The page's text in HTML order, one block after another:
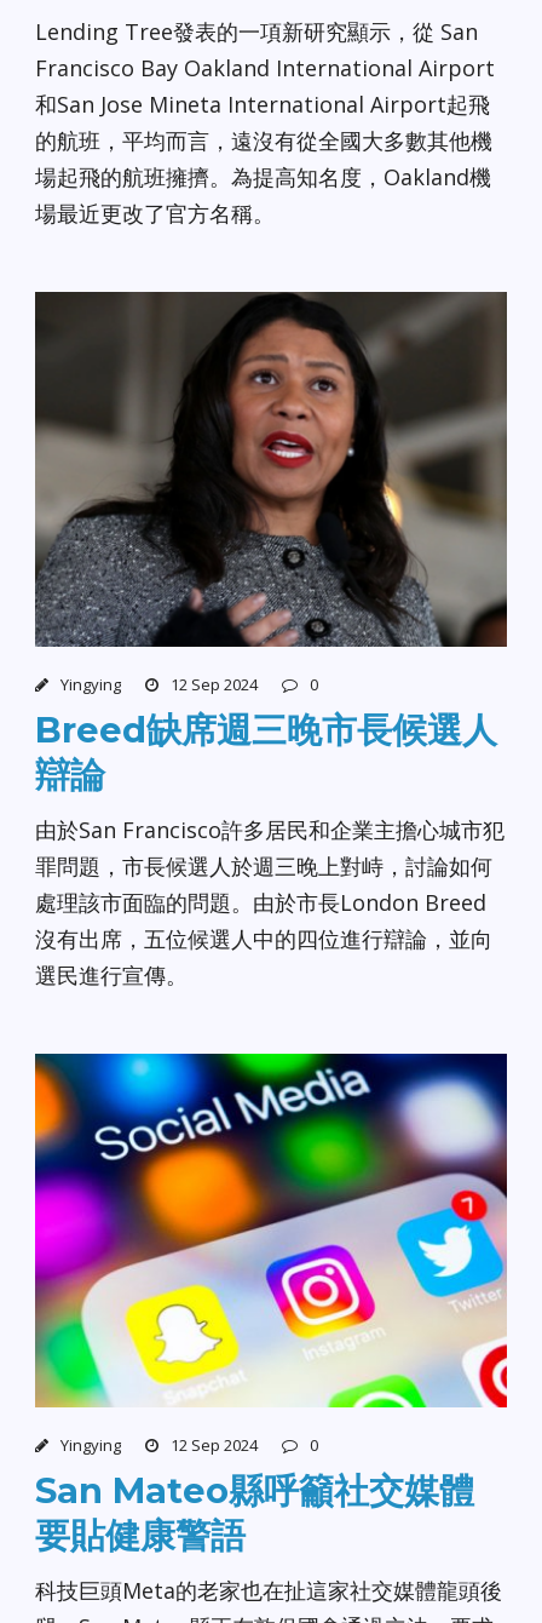
Lending Tree發表的一項新研究顯示，從 San
Francisco Bay Oakland International Airport
和San Jose Mineta International Airport起飛
的航班，平均而言，遠沒有從全國大多數其他機
場起飛的航班擁擠。為提高知名度，Oakland機
場最近更改了官方名稱。
Yingying 12 Sep 2024 0
Breed缺席週三晚市長候選人
辯論
由於San Francisco許多居民和企業主擔心城市犯
罪問題，市長候選人於週三晚上對峙，討論如何
處理該市面臨的問題。由於市長London Breed
沒有出席，五位候選人中的四位進行辯論，並向
選民進行宣傳。
Yingying 12 Sep 2024 0
San Mateo縣呼籲社交媒體
要貼健康警語
科技巨頭Meta的老家也在扯這家社交媒體龍頭後